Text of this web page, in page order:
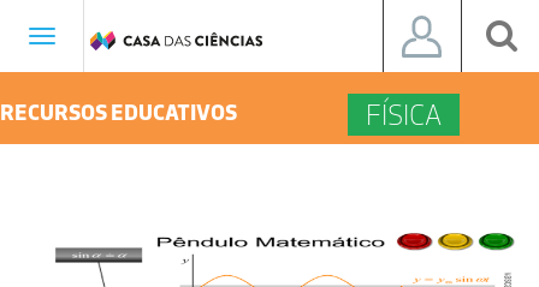
Toggle
RECURSOS EDUCATIVOS FÍSICA